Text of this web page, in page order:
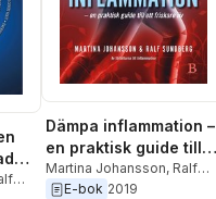
Dämpa inflammation –
en praktisk guide till
ett friskare liv
Martina Johansson, Ralf
Sundberg
E-bok 2019